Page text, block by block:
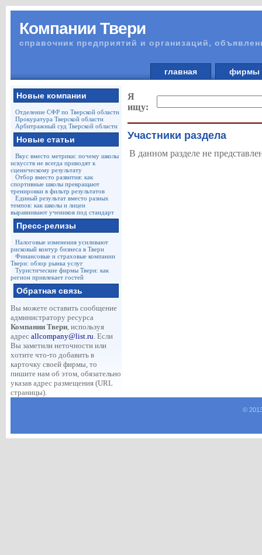
Компании Твери
справочник предприятий и организаций,
главная
Новые компании
Отделение СФР по Тверской области
Прокуратура Тверской области
Арбитражный суд Тверской области
Новые статьи
Вкус вместо метрики: почему школы
искусств не всегда приводят к
сценическому результату
Отбор вместо развития: как
спортивные школы превращают
тренировки в фильтр результатов
Единый результат вместо разных
темпов: как школы и лицеи
выравнивают учеников под стандарт
Пресс-релизы
Налоговые изменения усиливают
рисковый контур бизнеса в Твери
Финансовые и страховые компании
Твери: обзор рынка услуг
Туристические фирмы Твери: как
регион привлекает гостей
Обратная связь
Вы можете оставить сообщение
администратору ресурса
Компании Твери, используя
адрес allcompany@list.ru. Если
Вы заметили неточности или
хотите что-то добавить в
карточку своей фирмы, то
пишите нам об этом, обязательно
указав адрес размещения (URL
страницы).
Я
ищу:
Участники раздела
В данном разделе не
©